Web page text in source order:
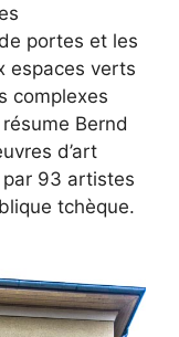
portes et les
espaces verts
complexes
Bernd
d’art
93 artistes
tchèque.